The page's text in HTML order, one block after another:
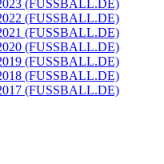
(FUSSBALL.DE)
(FUSSBALL.DE)
(FUSSBALL.DE)
(FUSSBALL.DE)
(FUSSBALL.DE)
(FUSSBALL.DE)
(FUSSBALL.DE)